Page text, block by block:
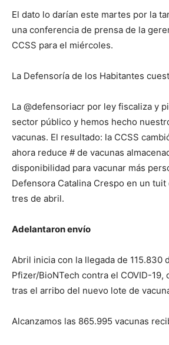
El dato lo darían este martes por la
una conferencia de prensa de la
CCSS para el miércoles.
La Defensoría de los Habitantes
La @defensoriacr por ley fiscaliza y
sector público y hemos hecho
vacunas. El resultado: la CCSS
ahora reduce # de vacunas
disponibilidad para vacunar más
Defensora Catalina Crespo en un tuit
tres de abril.
Adelantaron envío
Abril inicia con la llegada de 115.830
Pfizer/BioNTech contra el COVID-19,
tras el arribo del nuevo lote de
Alcanzamos las 865.995 vacunas